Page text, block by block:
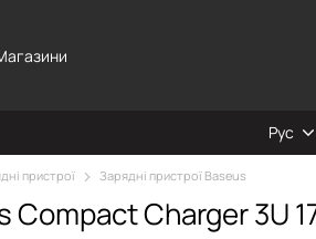
Рус
пристрої Зарядні пристрої Baseus
Compact Charger 3U